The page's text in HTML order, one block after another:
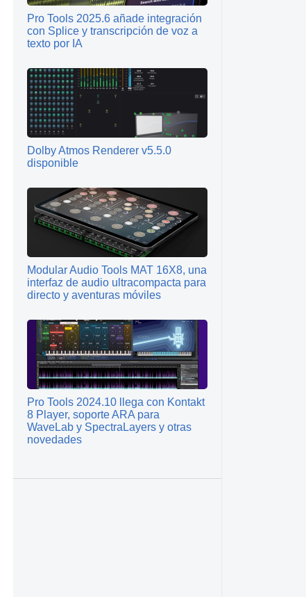
Pro Tools 2025.6 añade integración
con Splice y transcripción de voz a
texto por IA
Dolby Atmos Renderer v5.5.0
disponible
Modular Audio Tools MAT 16X8, una
interfaz de audio ultracompacta para
directo y aventuras móviles
Pro Tools 2024.10 llega con Kontakt
8 Player, soporte ARA para
WaveLab y SpectraLayers y otras
novedades